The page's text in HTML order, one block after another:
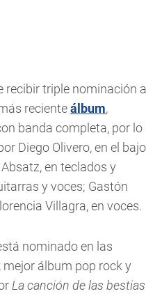
recibir triple nominación a
recienteálbum,
banda completa, por lo
Diego Olivero, en el bajo
en teclados y
y voces; Gastón
Villagra, en voces.
nominado en las
álbum pop rock y
La canción de las bestias